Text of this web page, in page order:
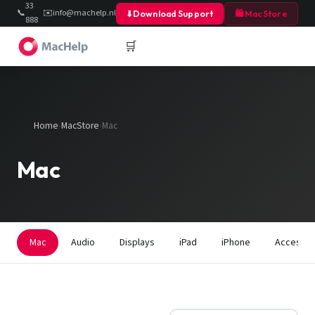
📞
33
888
40
✉️info@machelp.nl ⬇Download Support 🛍 MacStore
🛒
Home›MacStore›Mac
Mac
Mac Audio Displays iPad iPhone